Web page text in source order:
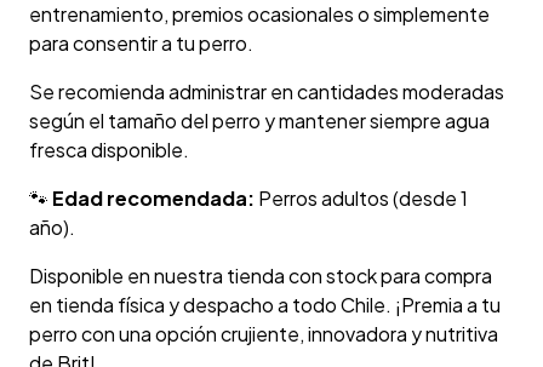
entrenamiento, premios ocasionales o simplemente
para consentir a tu perro.
Se recomienda administrar en cantidades moderadas
según el tamaño del perro y mantener siempre agua
fresca disponible.
🐾 Edad recomendada: Perros adultos (desde 1
año).
Disponible en nuestra tienda con stock para compra
en tienda física y despacho a todo Chile. ¡Premia a tu
perro con una opción crujiente, innovadora y nutritiva